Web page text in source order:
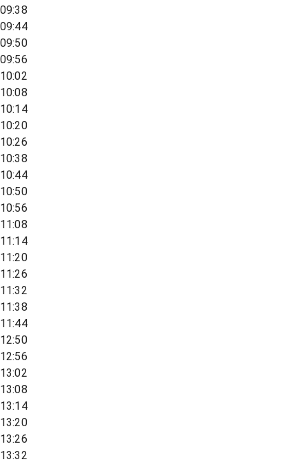
09:38
09:44
09:50
09:56
10:02
10:08
10:14
10:20
10:26
10:38
10:44
10:50
10:56
11:08
11:14
11:20
11:26
11:32
11:38
11:44
12:50
12:56
13:02
13:08
13:14
13:20
13:26
13:32